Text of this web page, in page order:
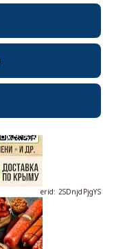
erid: 2SDnjdPjgYS